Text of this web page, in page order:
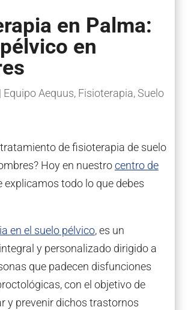
en Palma:
en
| Equipo Aequus, Fisioterapia,Suelo
de fisioterapia de suelo
Hoy en nuestrocentro de
explicamos todo lo que debes
en el suelo pélvico, es un
y personalizado dirigido a
que padecen disfunciones
con el objetivo de
y prevenir dichos trastornos